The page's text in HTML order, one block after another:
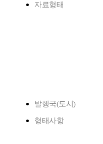
자료형태
발행국(도시)
형태사항